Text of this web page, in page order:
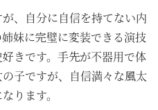
が、自分に自信を持てない内
妹に完璧に変装できる演技
きです。手先が不器用で体
子ですが、自信満々な風太
ります。